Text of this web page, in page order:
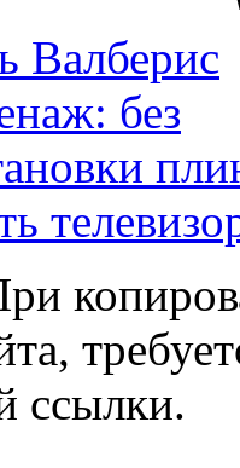
Валберис
без
ссылки.